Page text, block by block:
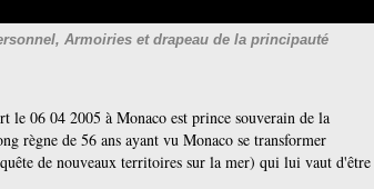
Armoiries et drapeau de la principauté
06 04 2005 à Monaco est prince souverain de la
règne de 56 ans ayant vu Monaco se transformer
de nouveaux territoires sur la mer) qui lui vaut d'être